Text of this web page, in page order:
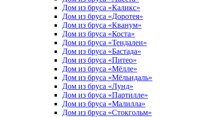
Дом из бруса «Каликс»
Дом из бруса «Доротея»
Дом из бруса «Кванум»
Дом из бруса «Коста»
Дом из бруса «Тендален»
Дом из бруса «Бастада»
Дом из бруса «Питео»
Дом из бруса «Мёлле»
Дом из бруса «Мёльндаль»
Дом из бруса «Лунд»
Дом из бруса «Партилле»
Дом из бруса «Малилла»
Дом из бруса «Стокгольм»